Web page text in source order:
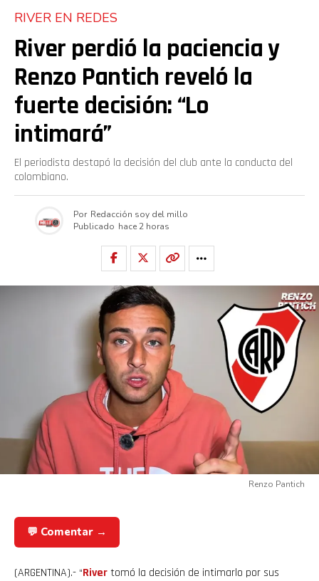
RIVER EN REDES
River perdió la paciencia y
Renzo Pantich reveló la
fuerte decisión: “Lo
intimará”
El periodista destapó la decisión del club ante la conducta del
colombiano.
Por Redacción soy del millo
Publicado hace 2 horas
Renzo Pantich
💬 Comentar →
(ARGENTINA).- “Rivertomó la decisión de intimarlo por sus